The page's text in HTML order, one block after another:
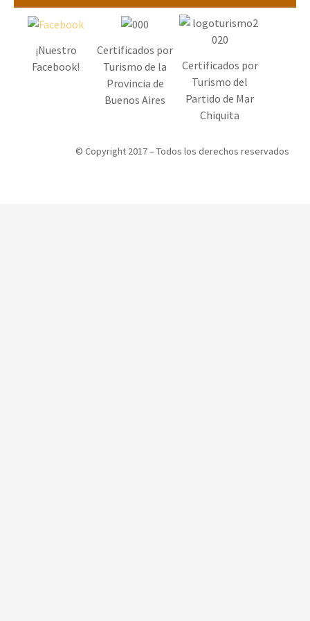
¡Nuestro
Facebook!
Certificados por
Turismo de la
Provincia de
Buenos Aires
Certificados por
Turismo del
Partido de Mar
Chiquita
© Copyright 2017 – Todos los derechos reservados